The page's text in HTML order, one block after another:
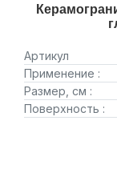
Артикул
Применение :
Размер, см :
Поверхность :